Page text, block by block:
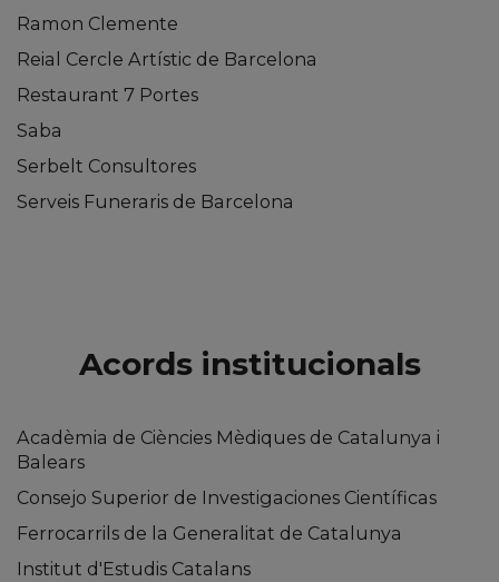
Ramon Clemente
Reial Cercle Artístic de Barcelona
Restaurant 7 Portes
Saba
Serbelt Consultores
Serveis Funeraris de Barcelona
Acords institucionals
Acadèmia de Ciències Mèdiques de Catalunya i
Balears
Consejo Superior de Investigaciones Científicas
Ferrocarrils de la Generalitat de Catalunya
Institut d'Estudis Catalans